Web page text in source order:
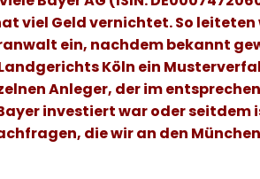
viel Geld vernichtet. So
ein, nachdem bekannt
Köln ein
Anleger, der im
investiert war oder seitdem
die wir an den